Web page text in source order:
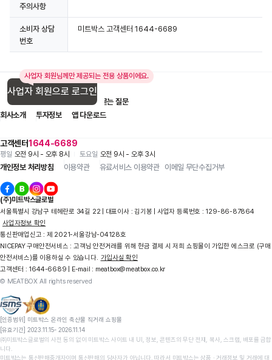
주의사항
소비자 상담
번호
미트박스 고객센터 1644-6689
사업자 회원님께만 제공되는 전용 상품이에요.
사업자 회원으로 로그인
고객센터1644-6689
평일 오전 9시 - 오후 8시 토요일 오전 9시 - 오후 3시
입점 제휴 문의
자주 묻는 질문
회사소개
투자정보 앱 다운로드
개인정보 처리방침 이용약관 유료서비스 이용약관 이메일 무단수집거부
(주)미트박스글로벌
서울특별시 강남구 테헤란로 34길 22 | 대표이사 : 김기봉 | 사업자 등록번호 : 129-86-87864
사업자정보 확인
통신판매업신고 : 제 2021-서울강남-04128호
NICEPAY 구매안전서비스 : 고객님 안전거래를 위해 현금 결제 시 저희 쇼핑몰이 가입한 에스크로 (구매
안전서비스)를 이용하실 수 있습니다. 가입사실 확인
고객센터 : 1644-6689 | E-mail : meatbox@meatbox.co.kr
© MEATBOX All rights reserved
[인증범위] 미트박스 온라인 축산물 직거래 쇼핑몰
[유효기간] 2023.11.15- 2026.11.14
㈜미트박스글로벌의 사전 동의 없이 미트박스 사이트 내 UI, 정보, 콘텐츠의 무단 전재, 복사, 스크랩, 배포를 금합
니다.
미트박스는 통신판매중개자이며 통신판매의 당사자가 아닙니다. 따라서 미트박스는 상품 ∙ 거래정보 및 거래에 대